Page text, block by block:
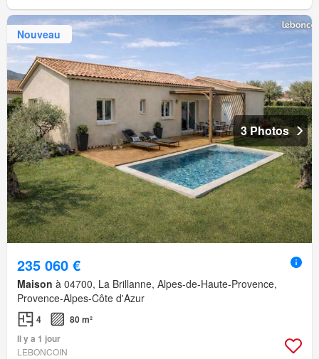
Nouveau
3 Photos
235 060 €
Maison à 04700, La Brillanne, Alpes-de-Haute-Provence,
Provence-Alpes-Côte d'Azur
4
80 m²
Il y a 1 jour
LEBONCOIN